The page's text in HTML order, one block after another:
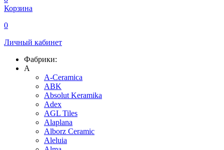
Корзина
0
Личный кабинет
Фабрики:
A
A-Ceramica
ABK
Absolut Keramika
Adex
AGL Tiles
Alaplana
Alborz Ceramic
Aleluia